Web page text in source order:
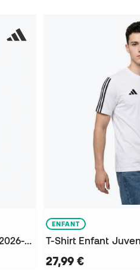
Sweat-shirt Juventus Fanswear 2026-2027
ENFANT
27,99 €